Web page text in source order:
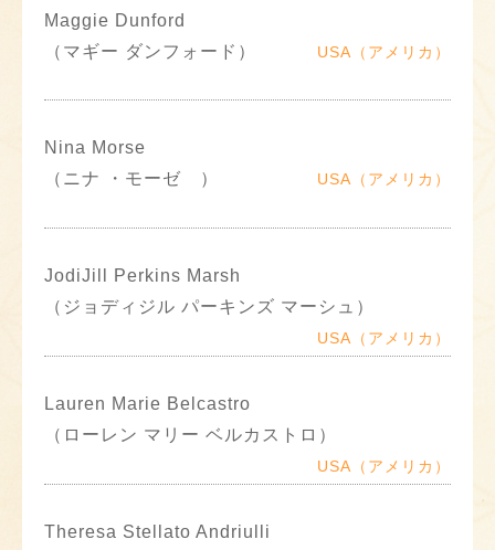
Maggie Dunford
（マギー ダンフォード）
USA（アメリカ）
Nina Morse
（ニナ ・モーゼ ）
USA（アメリカ）
JodiJill Perkins Marsh
（ジョディジル パーキンズ マーシュ）
USA（アメリカ）
Lauren Marie Belcastro
（ローレン マリー ベルカストロ）
USA（アメリカ）
Theresa Stellato Andriulli